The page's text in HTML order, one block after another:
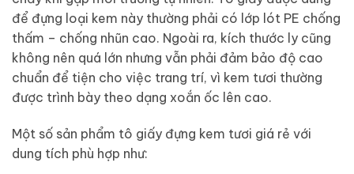
để đựng loại kem này thường phải có lớp lót PE chống
thấm – chống nhũn cao. Ngoài ra, kích thước ly cũng
không nên quá lớn nhưng vẫn phải đảm bảo độ cao
chuẩn để tiện cho việc trang trí, vì kem tươi thường
được trình bày theo dạng xoắn ốc lên cao.
Một số sản phẩm tô giấy đựng kem tươi giá rẻ với
dung tích phù hợp như: